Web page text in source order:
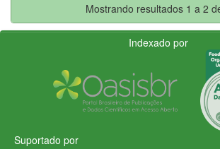
Mostrando resultados 1 a 2
Indexado por
Suportado por